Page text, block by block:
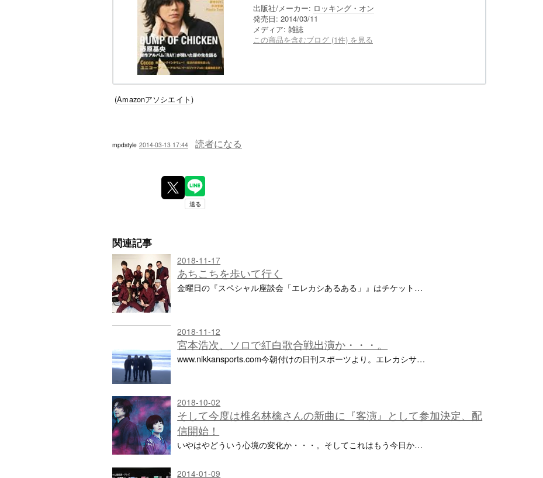
出版社/メーカー: ロッキング・オン
発売日: 2014/03/11
メディア: 雑誌
この商品を含むブログ (1件) を見る
(Amazonアソシエイト)
mpdstyle 2014-03-13 17:44 読者になる
関連記事
2018-11-17
あちこちを歩いて行く
金曜日の『スペシャル座談会「エレカシあるある」』はチケット…
2018-11-12
宮本浩次、ソロで紅白歌合戦出演か・・・。
www.nikkansports.com今朝付けの日刊スポーツより。エレカシサ…
2018-10-02
そして今度は椎名林檎さんの新曲に『客演』として参加決定、配
信開始！
いやはやどういう心境の変化か・・・。そしてこれはもう今日か…
2014-01-09